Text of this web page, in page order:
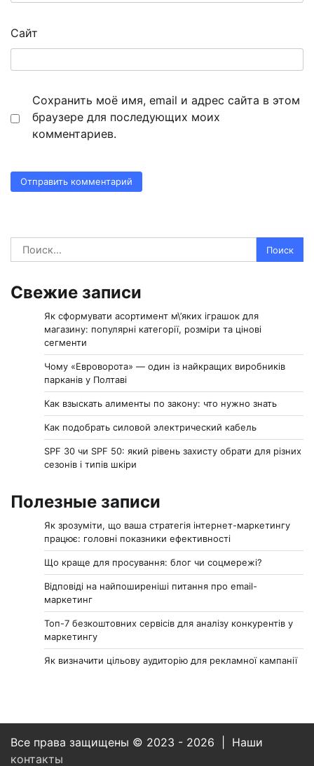
Сайт
Сохранить моё имя, email и адрес сайта в этом
браузере для последующих моих
комментариев.
Найти:
Свежие записи
Як сформувати асортимент м\’яких іграшок для
магазину: популярні категорії, розміри та цінові
сегменти
Чому «Евроворота» — один із найкращих виробників
парканів у Полтаві
Как взыскать алименты по закону: что нужно знать
Как подобрать силовой электрический кабель
SPF 30 чи SPF 50: який рівень захисту обрати для різних
сезонів і типів шкіри
Полезные записи
Як зрозуміти, що ваша стратегія інтернет-маркетингу
працює: головні показники ефективності
Що краще для просування: блог чи соцмережі?
Відповіді на найпоширеніші питання про email-
маркетинг
Топ-7 безкоштовних сервісів для аналізу конкурентів у
маркетингу
Як визначити цільову аудиторію для рекламної кампанії
Все права защищены © 2023 - 2026 | Наши
контакты